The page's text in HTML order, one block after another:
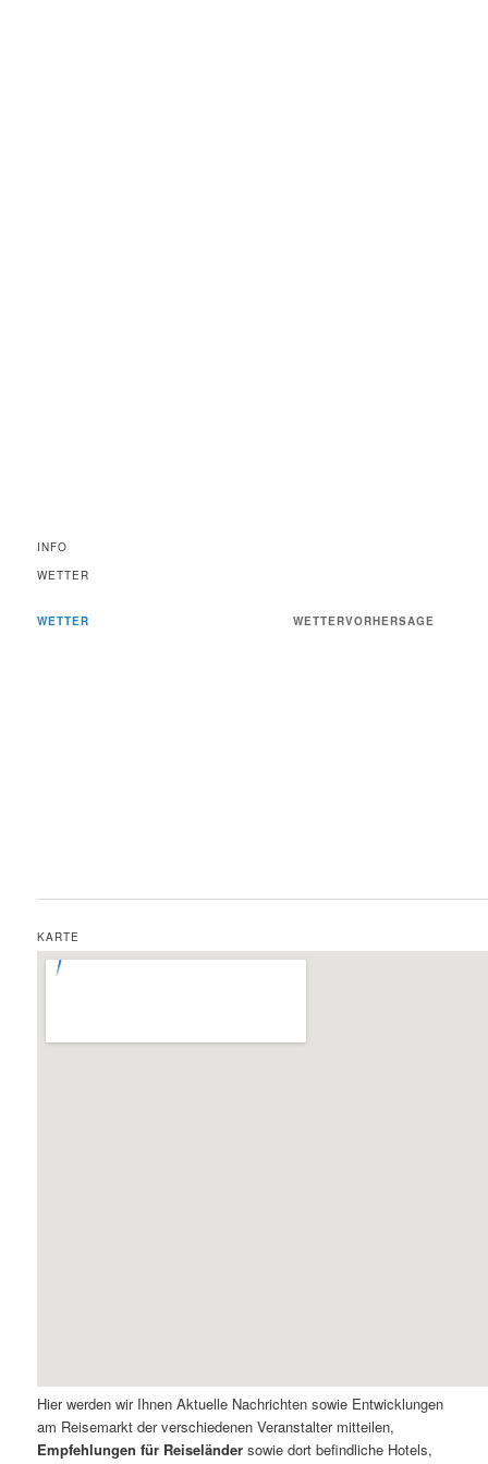
INFO
WETTER
WETTER WETTERVORHERSAGE
KARTE
Hier werden wir Ihnen Aktuelle Nachrichten sowie Entwicklungen
am Reisemarkt der verschiedenen Veranstalter mitteilen,
Empfehlungen für Reiseländer sowie dort befindliche Hotels,